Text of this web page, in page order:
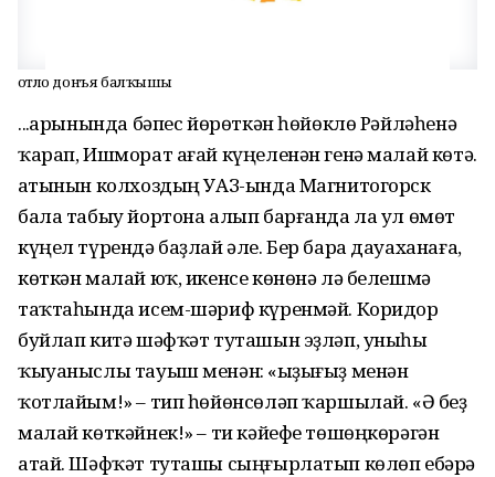
Ҡотло донъя балҡышы
...Ҡарынында бәпес йөрөткән һөйөклө Рәйләһенә
ҡарап, Ишморат ағай күңеленән генә малай көтә.
Ҡатынын колхоздың УАЗ-ында Магнитогорск
бала табыу йортона алып барғанда ла ул өмөт
күңел түрендә баҙлай әле. Бер бара дауаханаға,
көткән малай юҡ, икенсе көнөнә лә белешмә
таҡтаһында исем-шәриф күренмәй. Коридор
буйлап китә шәфҡәт туташын эҙләп, уныһы
ҡыуаныслы тауыш менән: «Ҡыҙығыҙ менән
ҡотлайым!» – тип һөйөнсөләп ҡаршылай. «Ә беҙ
малай көткәйнек!» – ти кәйефе төшөңкөрәгән
атай. Шәфҡәт туташы сыңғырлатып көлөп ебәрә